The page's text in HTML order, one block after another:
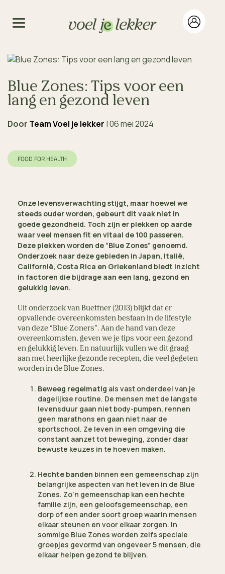
Blue Zones: Tips voor een
lang en gezond leven
Door Team Voel je lekker |06 mei 2024
FOOD FOR HEALTH
Onze levensverwachting stijgt, maar hoewel we
steeds ouder worden, gebeurt dit vaak niet in
goede gezondheid. Toch zijn er plekken op aarde
waar veel mensen fit en vitaal de 100 passeren.
Deze plekken worden de “Blue Zones” genoemd.
Onderzoek naar deze gebieden in Japan, Italië,
Californië, Costa Rica en Griekenland biedt inzicht
in factoren die bijdrage aan een lang, gezond en
gelukkig leven.
Uit onderzoek van Buettner (2013) blijkt dat er
opvallende overeenkomsten bestaan in de lifestyle
van deze “Blue Zoners”. Aan de hand van deze
overeenkomsten, geven we je tips voor een gezond
en gelukkig leven. En natuurlijk vullen we dit graag
aan met heerlijke gezonde recepten, die veel gegeten
worden in de Blue Zones.
Beweeg regelmatig als vast onderdeel van je
dagelijkse routine. De mensen met de langste
levensduur gaan niet body-pumpen, rennen
geen marathons en gaan niet naar de
sportschool. Ze leven in een omgeving die
constant aanzet tot beweging, zonder daar
bewuste keuzes in te hoeven maken.
Hechte banden binnen een gemeenschap zijn
belangrijke aspecten van het leven in de Blue
Zones. Zo’n gemeenschap kan een hechte
familie zijn, een geloofsgemeenschap, een
dorp of een ander soort groep waarin mensen
elkaar steunen en voor elkaar zorgen. In
sommige Blue Zones worden zelfs speciale
groepjes gevormd van ongeveer 5 mensen, die
elkaar helpen gezond te blijven.